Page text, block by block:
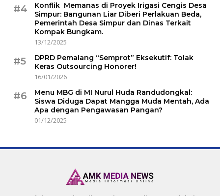
#4
Konflik Memanas di Proyek Irigasi Cengis Desa
Simpur: Bangunan Liar Diberi Perlakuan Beda,
Pemerintah Desa Simpur dan Dinas Terkait
Kompak Bungkam.
13/12/2025
#5
DPRD Pemalang “Semprot” Eksekutif: Tolak
Keras Outsourcing Honorer!
16/01/2026
#6
Menu MBG di MI Nurul Huda Randudongkal:
Siswa Diduga Dapat Mangga Muda Mentah, Ada
Apa dengan Pengawasan Pangan?
01/12/2025